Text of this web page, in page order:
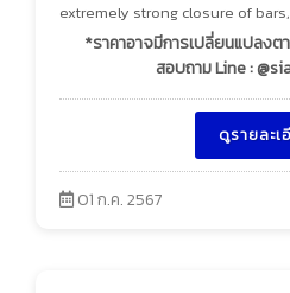
extremely strong closure of
*ราคาอาจมีการเปลี่ยนแปลงต
สอบถาม Line :
ดูรายละเ
01 ก.ค. 2567